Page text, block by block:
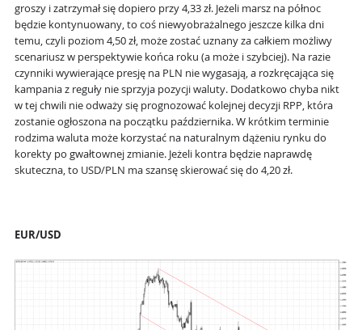
groszy i zatrzymał się dopiero przy 4,33 zł. Jeżeli marsz na północ
będzie kontynuowany, to coś niewyobrażalnego jeszcze kilka dni
temu, czyli poziom 4,50 zł, może zostać uznany za całkiem możliwy
scenariusz w perspektywie końca roku (a może i szybciej). Na razie
czynniki wywierające presję na PLN nie wygasają, a rozkręcająca się
kampania z reguły nie sprzyja pozycji waluty. Dodatkowo chyba nikt
w tej chwili nie odważy się prognozować kolejnej decyzji RPP, która
zostanie ogłoszona na początku października. W krótkim terminie
rodzima waluta może korzystać na naturalnym dążeniu rynku do
korekty po gwałtownej zmianie. Jeżeli kontra będzie naprawdę
skuteczna, to USD/PLN ma szansę skierować się do 4,20 zł.
EUR/USD